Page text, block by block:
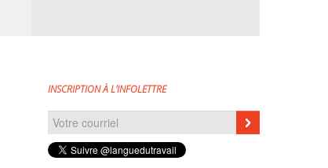
INSCRIPTION À L'INFOLETTRE
Courriel
*